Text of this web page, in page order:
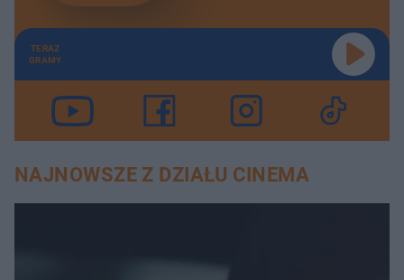
TERAZ
GRAMY
NAJNOWSZE Z DZIAŁU CINEMA